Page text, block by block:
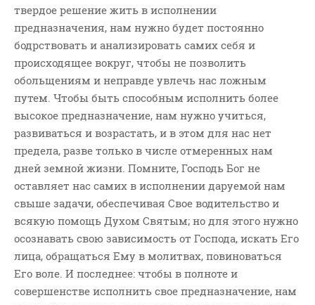
твердое решение жить в исполнении
предназначения, нам нужно будет постоянно
бодрствовать и анализировать самих себя и
происходящее вокруг, чтобы не позволить
обольщениям и неправде увлечь нас ложным
путем. Чтобы быть способным исполнить более
высокое предназначение, нам нужно учиться,
развиваться и возрастать, и в этом для нас нет
предела, разве только в числе отмеренных нам
дней земной жизни. Помните, Господь Бог не
оставляет нас самих в исполнении даруемой нам
свыше задачи, обеспечивая Свое водительство и
всякую помощь Духом Святым; но для этого нужно
осознавать свою зависимость от Господа, искать Его
лица, обращаться Ему в молитвах, повиноваться
Его воле. И последнее: чтобы в полноте и
совершенстве исполнить свое предназначение, нам